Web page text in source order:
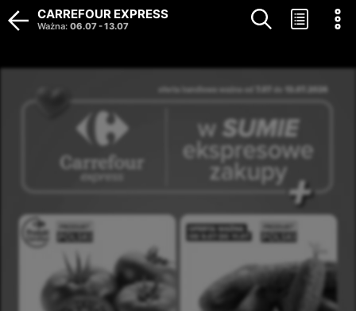
CARREFOUR EXPRESS
Ważna: 06.07-13.07